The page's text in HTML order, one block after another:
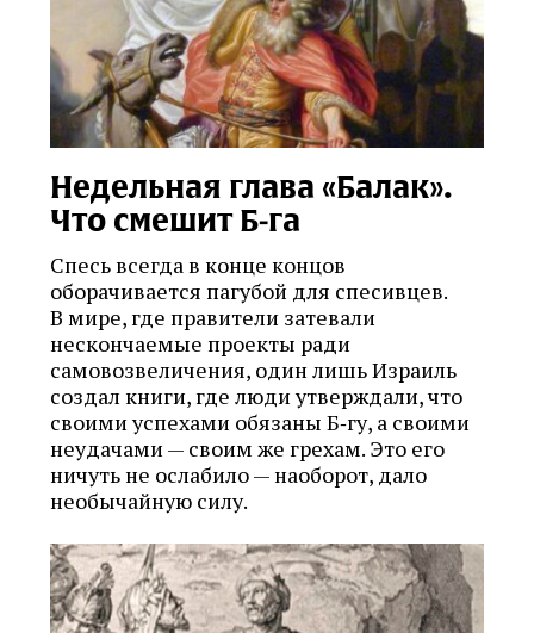
Недельная глава «Балак».
Что смешит Б‑га
Спесь всегда в конце концов
оборачивается пагубой для спесивцев.
В мире, где правители затевали
нескончаемые проекты ради
самовозвеличения, один лишь Израиль
создал книги, где люди утверждали, что
своими успехами обязаны Б‑гу, а своими
неудачами — своим же грехам. Это его
ничуть не ослабило — наоборот, дало
необычайную силу.